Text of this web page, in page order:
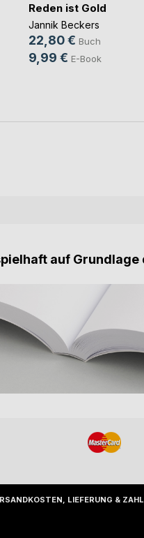
Reden ist Gold
Jannik Beckers
22,80 € Buch
9,99 € E-Book
auf
LIEFERUNG &